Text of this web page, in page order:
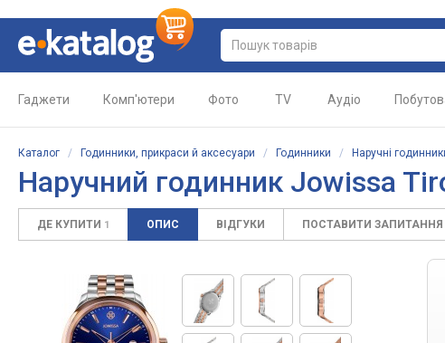
Гаджети Комп'ютери Фото TV Аудіо
Каталог / Годинники, прикраси й аксесуари / Годинники / Наручні
Наручний годинник Jowissa
ДЕ КУПИТИ 1 ОПИС ВІДГУКИ ПОСТАВИТИ ЗАПИТАННЯ